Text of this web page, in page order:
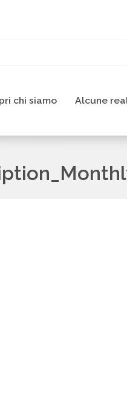
chi siamo Alcune